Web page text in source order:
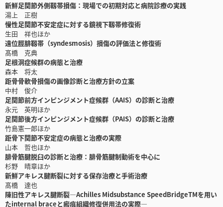
新鮮足関節外側靱帯損傷：現場での初期対応と病院診療の実践
湯上 正樹
慢性足関節不安定症に対する鏡視下靱帯修復術
生田 祥也ほか
遠位脛腓靱帯（syndesmosis）損傷の評価法と修復術
髙橋 克典
足根洞症候群の病態と治療
森本 将太
距骨骨軟骨損傷の画像診断と治療方針の立案
中村 俊介
足関節前方インピンジメント症候群（AAIS）の診断と治療
永元 英明ほか
足関節後方インピンジメント症候群（PAIS）の診断と治療
竹島憲一郎ほか
距骨下関節不安定症の病態と治療の実際
山本 哲也ほか
腓骨筋腱脱臼の診断と治療：腓骨筋腱制動術を中心に
杉野 晴章ほか
新鮮アキレス腱断裂に対する保存治療と手術治療
髙橋 達也
陳旧性アキレス腱断裂―Achilles Midsubstance SpeedBridgeTMを用い
たinternal braceと瘢痕組織修復併用法の実際―